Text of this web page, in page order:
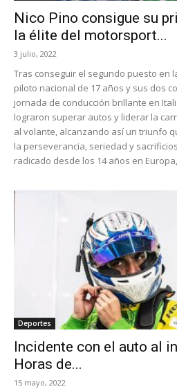
Nico Pino consigue su
la élite del motorsport...
3 julio, 2022
Tras conseguir el segundo puesto en
piloto nacional de 17 años y sus dos
jornada de conducción brillante en
lograron superar autos y liderar la
al volante, alcanzando así un triunfo
la perseverancia, seriedad y
radicado desde los 14 años en
Deportes
Incidente con el auto al
Horas de...
15 mayo, 2022